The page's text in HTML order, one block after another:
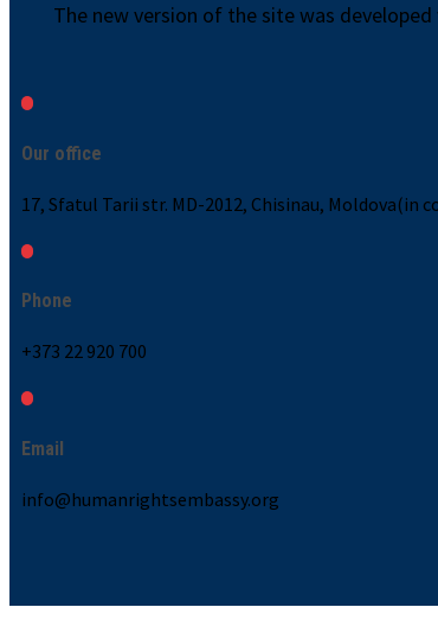
The new version of the site was
Our office
17, Sfatul Tarii str. MD-2012, Chisinau, Moldova(in
Phone
+373 22 920 700
Email
info@humanrightsembassy.org